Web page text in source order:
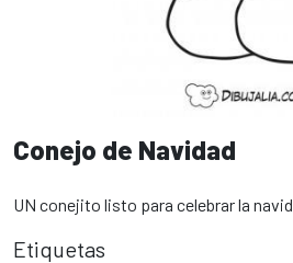
Conejo de Navidad
UN conejito listo para celebrar la
Etiquetas